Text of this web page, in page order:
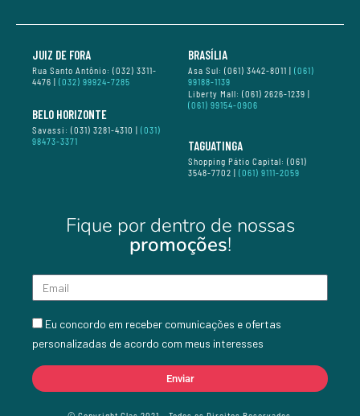
JUIZ DE FORA
Rua Santo Antônio: (032) 3311-
4476 | (032) 99924-7285
BELO HORIZONTE
Savassi: (031) 3281-4310 | (031)
98473-3371
BRASÍLIA
Asa Sul: (061) 3442-8011 | (061)
99188-1139
Liberty Mall: (061) 2626-1239 |
(061) 99154-0906
TAGUATINGA
Shopping Pátio Capital: (061)
3548-7702 | (061) 9111-2059
Fique por dentro de nossas
promoções!
Eu concordo em receber comunicações e ofertas
personalizadas de acordo com meus interesses
Enviar